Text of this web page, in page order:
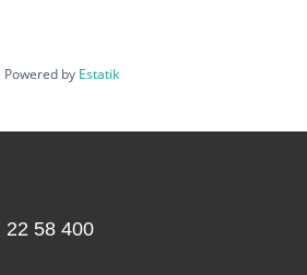
Powered by Estatik
22 58 400